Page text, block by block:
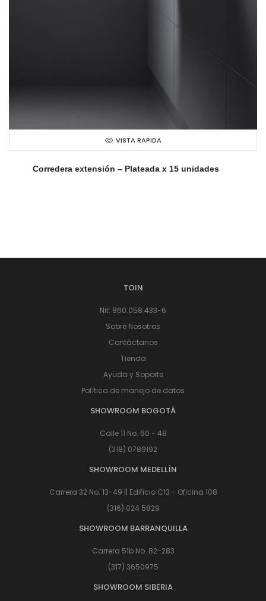
VISTA RAPIDA
Corredera extensión – Plateada x 15 unidades
TOIN
Nit: 860.058.433-6
Sobre Nosotros
Contáctanos
Tienda
Ayuda y Soporte
Política de manejo de datos
SHOWROOM BOGOTÁ
Calle 11 No. 60 - 48
(318) 0789192
SHOWROOM MEDELLÍN
Carrera 32 No. 13-49 || Edificio C13 - Oficina 108
(316) 024 5829
SHOWROOM BARRANQUILLA
Carrera 51b No. 82-283
(317) 3650975
SHOWROOM SIBERIA